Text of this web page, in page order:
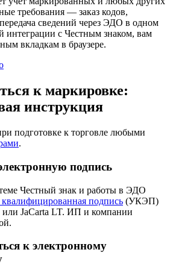
требования — заказ кодов,
сведений через ЭДО в одном
интеграции с Честным знаком, вам
вкладкам в браузере.
к маркировке:
инструкция
подготовке к торговле любыми
.
подпись
Честный знак и работы в ЭДО
квалифицированная подпись (УКЭП)
или JaCarta LT. ИП и компании
к электронному